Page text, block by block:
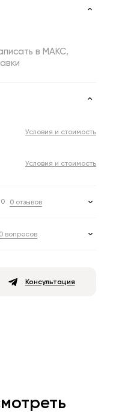
в МАКС,
Условия и стоимость
Условия и стоимость
0 отзывов
0 вопросов
Консультация